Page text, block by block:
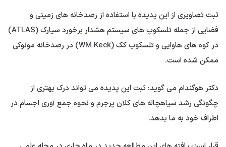
ثبت تصاویری از این پدیده با استفاده از رصدخانه های زمینی و
فضایی از جمله تلسکوپ های سیستم هشدار برخورد سیارک (ATLAS)
در کوه های هاوایی و تلسکوپ کک (WM Keck) در رصدخانه مونوکی
ممکن شده است.
دکتر هوگندام می گوید: ثبت این پدیده می تواند درک بهتری از
چگونگی رشد سیاهچاله های کلان پرجرم و نحوه جمع آوری اجسام در
اطراف خود به ما بدهد.